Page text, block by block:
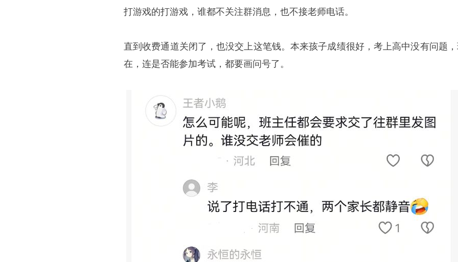
打游戏的打游戏，谁都不关注群消息，也不接老师电话。
直到收费通道关闭了，也没交上这笔钱。本来孩子成绩很好，考上高中没有问题
在，连是否能参加考试，都要画问号了。